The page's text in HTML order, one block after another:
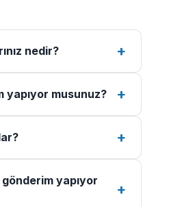
nedir?
yapıyor musunuz?
yapıyor